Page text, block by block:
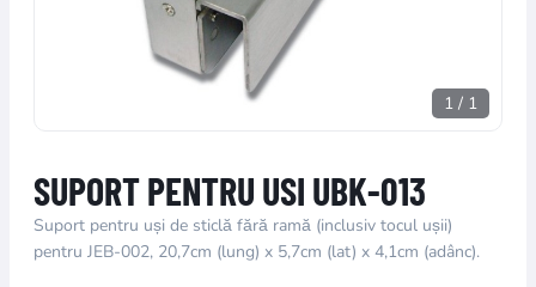
1 / 1
SUPORT PENTRU USI UBK-013
Suport pentru uși de sticlă fără ramă (inclusiv tocul ușii)
pentru JEB-002, 20,7cm (lung) x 5,7cm (lat) x 4,1cm (adânc).